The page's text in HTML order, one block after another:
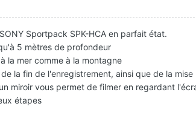
Sportpack SPK-HCA en parfait état.
5 mètres de profondeur
la mer comme à la montagne
la fin de l'enregistrement, ainsi que de la mise
miroir vous permet de filmer en regardant
étapes